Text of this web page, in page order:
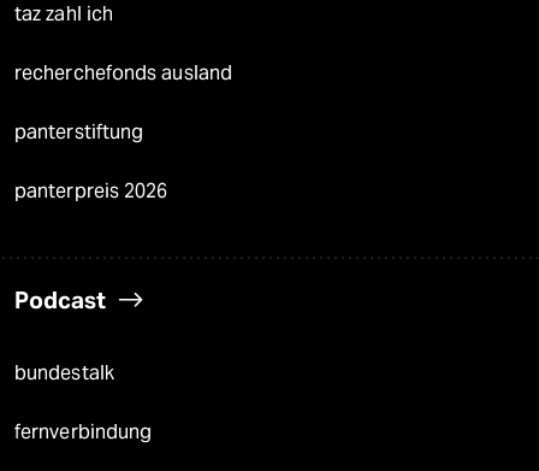
taz zahl ich
recherchefonds ausland
panterstiftung
panterpreis 2026
Podcast
bundestalk
fernverbindung